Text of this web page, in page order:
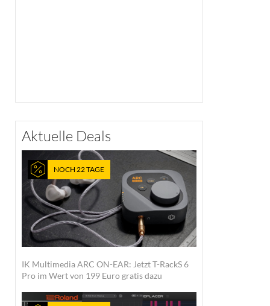
Aktuelle Deals
NOCH 22 TAGE
IK Multimedia ARC ON-EAR: Jetzt T-RackS 6
Pro im Wert von 199 Euro gratis dazu